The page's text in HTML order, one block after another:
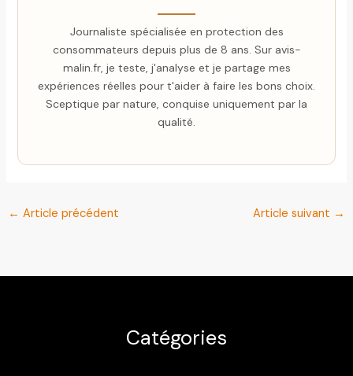
Journaliste spécialisée en protection des
consommateurs depuis plus de 8 ans. Sur avis-
malin.fr, je teste, j'analyse et je partage mes
expériences réelles pour t'aider à faire les bons choix.
Sceptique par nature, conquise uniquement par la
qualité.
← Article précédent Article suivant →
Catégories